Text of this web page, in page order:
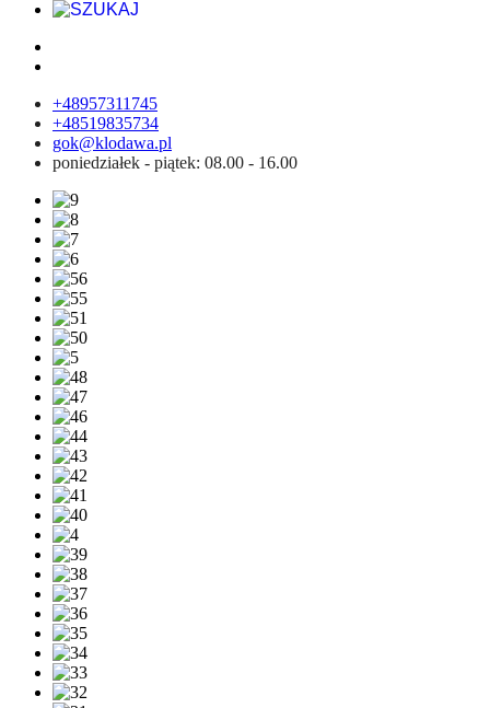
+48957311745
+48519835734
gok@klodawa.pl
poniedziałek - piątek: 08.00 - 16.00